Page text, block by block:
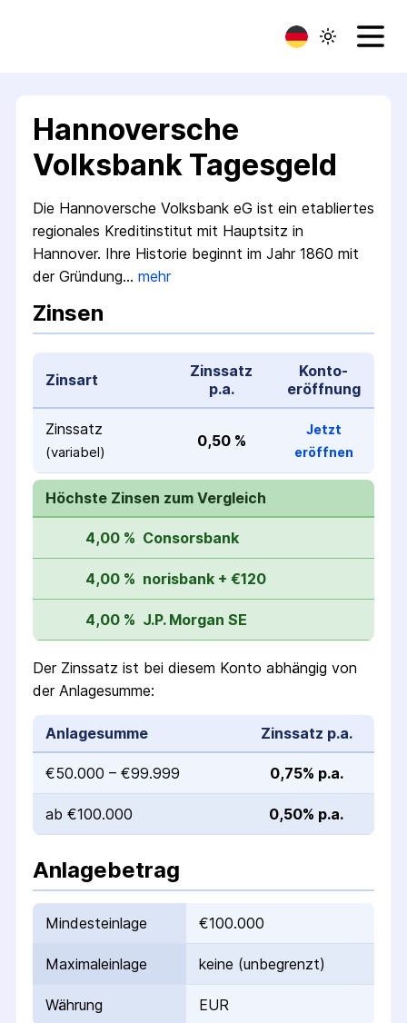
Hannoversche
Volksbank Tagesgeld
Die Hannoversche Volksbank eG ist ein etabliertes
regionales Kredit­institut mit Hauptsitz in
Hannover. Ihre Historie beginnt im Jahr 1860 mit
der Gründung… mehr
Zinsen
Zinsart
Zinssatz
p.a.
Konto­
eröffnung
Zinssatz
(variabel)
0,50 %
Jetzt
eröffnen
Höchste Zinsen zum Vergleich
4,00 % Consorsbank
4,00 % norisbank + €120
4,00 % J.P. Morgan SE
Der Zinssatz ist bei diesem Konto abhängig von
der Anlagesumme:
Anlagesumme Zinssatz p.a.
€50.000 – €99.999 0,75% p.a.
ab €100.000 0,50% p.a.
Anlagebetrag
Mindesteinlage €100.000
Maximaleinlage keine (unbegrenzt)
Währung EUR